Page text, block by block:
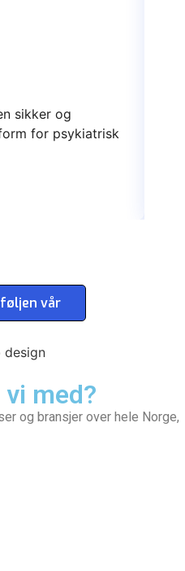
sikker og
for psykiatrisk
vår
med?
og bransjer over hele Norge,